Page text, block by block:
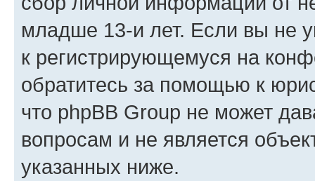
младше 13-и лет. Если вы не
к регистрирующемуся на
обратитесь за помощью к
что phpBB Group не может
вопросам и не является
указанных ниже.